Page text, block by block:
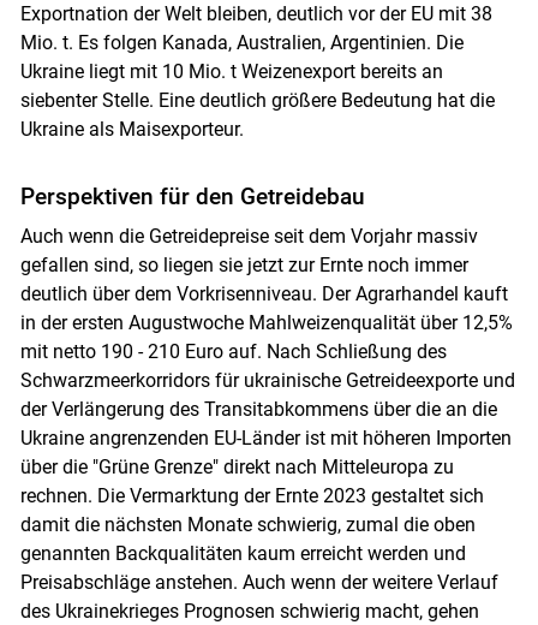
Exportnation der Welt bleiben, deutlich vor der EU mit 38
Mio. t. Es folgen Kanada, Australien, Argentinien. Die
Ukraine liegt mit 10 Mio. t Weizenexport bereits an
siebenter Stelle. Eine deutlich größere Bedeutung hat die
Ukraine als Maisexporteur.
Perspektiven für den Getreidebau
Auch wenn die Getreidepreise seit dem Vorjahr massiv
gefallen sind, so liegen sie jetzt zur Ernte noch immer
deutlich über dem Vorkrisenniveau. Der Agrarhandel kauft
in der ersten Augustwoche Mahlweizenqualität über 12,5%
mit netto 190 - 210 Euro auf. Nach Schließung des
Schwarzmeerkorridors für ukrainische Getreideexporte und
der Verlängerung des Transitabkommens über die an die
Ukraine angrenzenden EU-Länder ist mit höheren Importen
über die "Grüne Grenze" direkt nach Mitteleuropa zu
rechnen. Die Vermarktung der Ernte 2023 gestaltet sich
damit die nächsten Monate schwierig, zumal die oben
genannten Backqualitäten kaum erreicht werden und
Preisabschläge anstehen. Auch wenn der weitere Verlauf
des Ukrainekrieges Prognosen schwierig macht, gehen